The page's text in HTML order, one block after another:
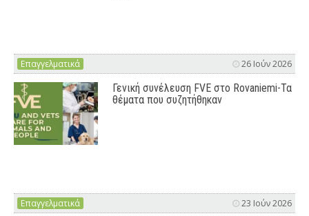
Επαγγελματικά 26 Ιούν 2026
Γενική συνέλευση FVE στο Rovaniemi-Τα
θέματα που συζητήθηκαν
Επαγγελματικά 23 Ιούν 2026